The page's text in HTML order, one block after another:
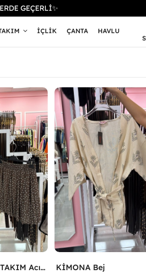
GEÇERLİ✨
İÇLIK ÇANTA HAVLU
ETEKLİ ŞİFON TAKIM Acı Kahve KİMONA Bej